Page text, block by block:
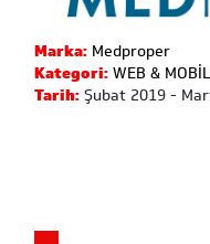
Marka: Medproper
Kategori:WEB &
Tarih:Şubat 2019 -